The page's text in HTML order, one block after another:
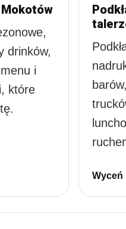
drinków,
i
które
Wyceń